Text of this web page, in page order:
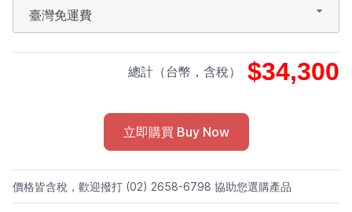
臺灣免運費
總計（台幣，含稅） $34,300
立即購買 Buy Now
價格皆含稅，歡迎撥打 (02) 2658-6798 協助您選購產品